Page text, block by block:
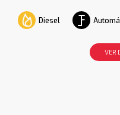
Diesel
VER